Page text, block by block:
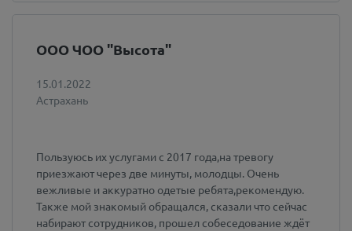
ООО ЧОО "Высота"
15.01.2022
Астрахань
Пользуюсь их услугами с 2017 года,на тревогу
приезжают через две минуты, молодцы. Очень
вежливые и аккуратно одетые ребята,рекомендую.
Также мой знакомый обращался, сказали что сейчас
набирают сотрудников, прошел собеседование ждёт